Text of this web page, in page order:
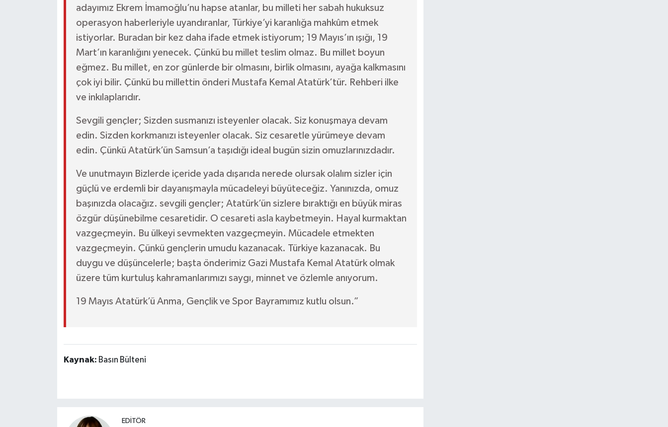
adayımız Ekrem İmamoğlu’nu hapse atanlar, bu milleti her sabah hukuksuz
operasyon haberleriyle uyandıranlar, Türkiye’yi karanlığa mahkûm etmek
istiyorlar. Buradan bir kez daha ifade etmek istiyorum; 19 Mayıs’ın ışığı, 19
Mart’ın karanlığını yenecek. Çünkü bu millet teslim olmaz. Bu millet boyun
eğmez. Bu millet, en zor günlerde bir olmasını, birlik olmasını, ayağa kalkmasını
çok iyi bilir. Çünkü bu millettin önderi Mustafa Kemal Atatürk’tür. Rehberi ilke
ve inkılaplarıdır.
Sevgili gençler; Sizden susmanızı isteyenler olacak. Siz konuşmaya devam
edin. Sizden korkmanızı isteyenler olacak. Siz cesaretle yürümeye devam
edin. Çünkü Atatürk’ün Samsun’a taşıdığı ideal bugün sizin omuzlarınızdadır.
Ve unutmayın Bizlerde içeride yada dışarıda nerede olursak olalım sizler için
güçlü ve erdemli bir dayanışmayla mücadeleyi büyüteceğiz. Yanınızda, omuz
başınızda olacağız. sevgili gençler; Atatürk’ün sizlere bıraktığı en büyük miras
özgür düşünebilme cesaretidir. O cesareti asla kaybetmeyin. Hayal kurmaktan
vazgeçmeyin. Bu ülkeyi sevmekten vazgeçmeyin. Mücadele etmekten
vazgeçmeyin. Çünkü gençlerin umudu kazanacak. Türkiye kazanacak. Bu
duygu ve düşüncelerle; başta önderimiz Gazi Mustafa Kemal Atatürk olmak
üzere tüm kurtuluş kahramanlarımızı saygı, minnet ve özlemle anıyorum.
19 Mayıs Atatürk’ü Anma, Gençlik ve Spor Bayramımız kutlu olsun.”
Kaynak: Basın Bülteni
EDİTÖR